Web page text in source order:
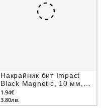
Накрайник бит Impact
Black Magnetic, 10 мм,
1/4", 50 мм
1.94€
3.80лв.